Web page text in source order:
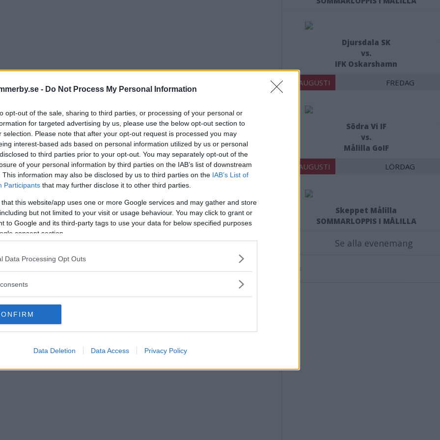
- Do Not Process My Personal Information
opt-out of the sale, sharing to third parties, or processing of your personal or
for targeted advertising by us, please use the below opt-out section to
selection. Please note that after your opt-out request is processed you may
interest-based ads based on personal information utilized by us or personal
to third parties prior to your opt-out. You may separately opt-out of the
of your personal information by third parties on the IAB’s list of downstream
This information may also be disclosed by us to third parties on the IAB’s List of
Participants that may further disclose it to other third parties.
that this website/app uses one or more Google services and may gather and store
but not limited to your visit or usage behaviour. You may click to grant or
to Google and its third-party tags to use your data for below specified purposes
consent section.
Data Processing Opt Outs
Data Deletion Data Access Privacy Policy
till sista stol när Astrid
– se filmklipp här
15 november 2025 17.00
när Astrid Lindgrens
firas på Näs
13 november 2025 14.00
Djursdala SK
vs.
IFK Oskarshamn
14 AUGUSTI FREDAG
Södra Vi IF
vs.
Målilla GoIF
15 AUGUSTI LÖRDAG
Skeppet Målilla
SOMMARLOPPIS I MÅLILLA
Se alla evenemang
Annons: